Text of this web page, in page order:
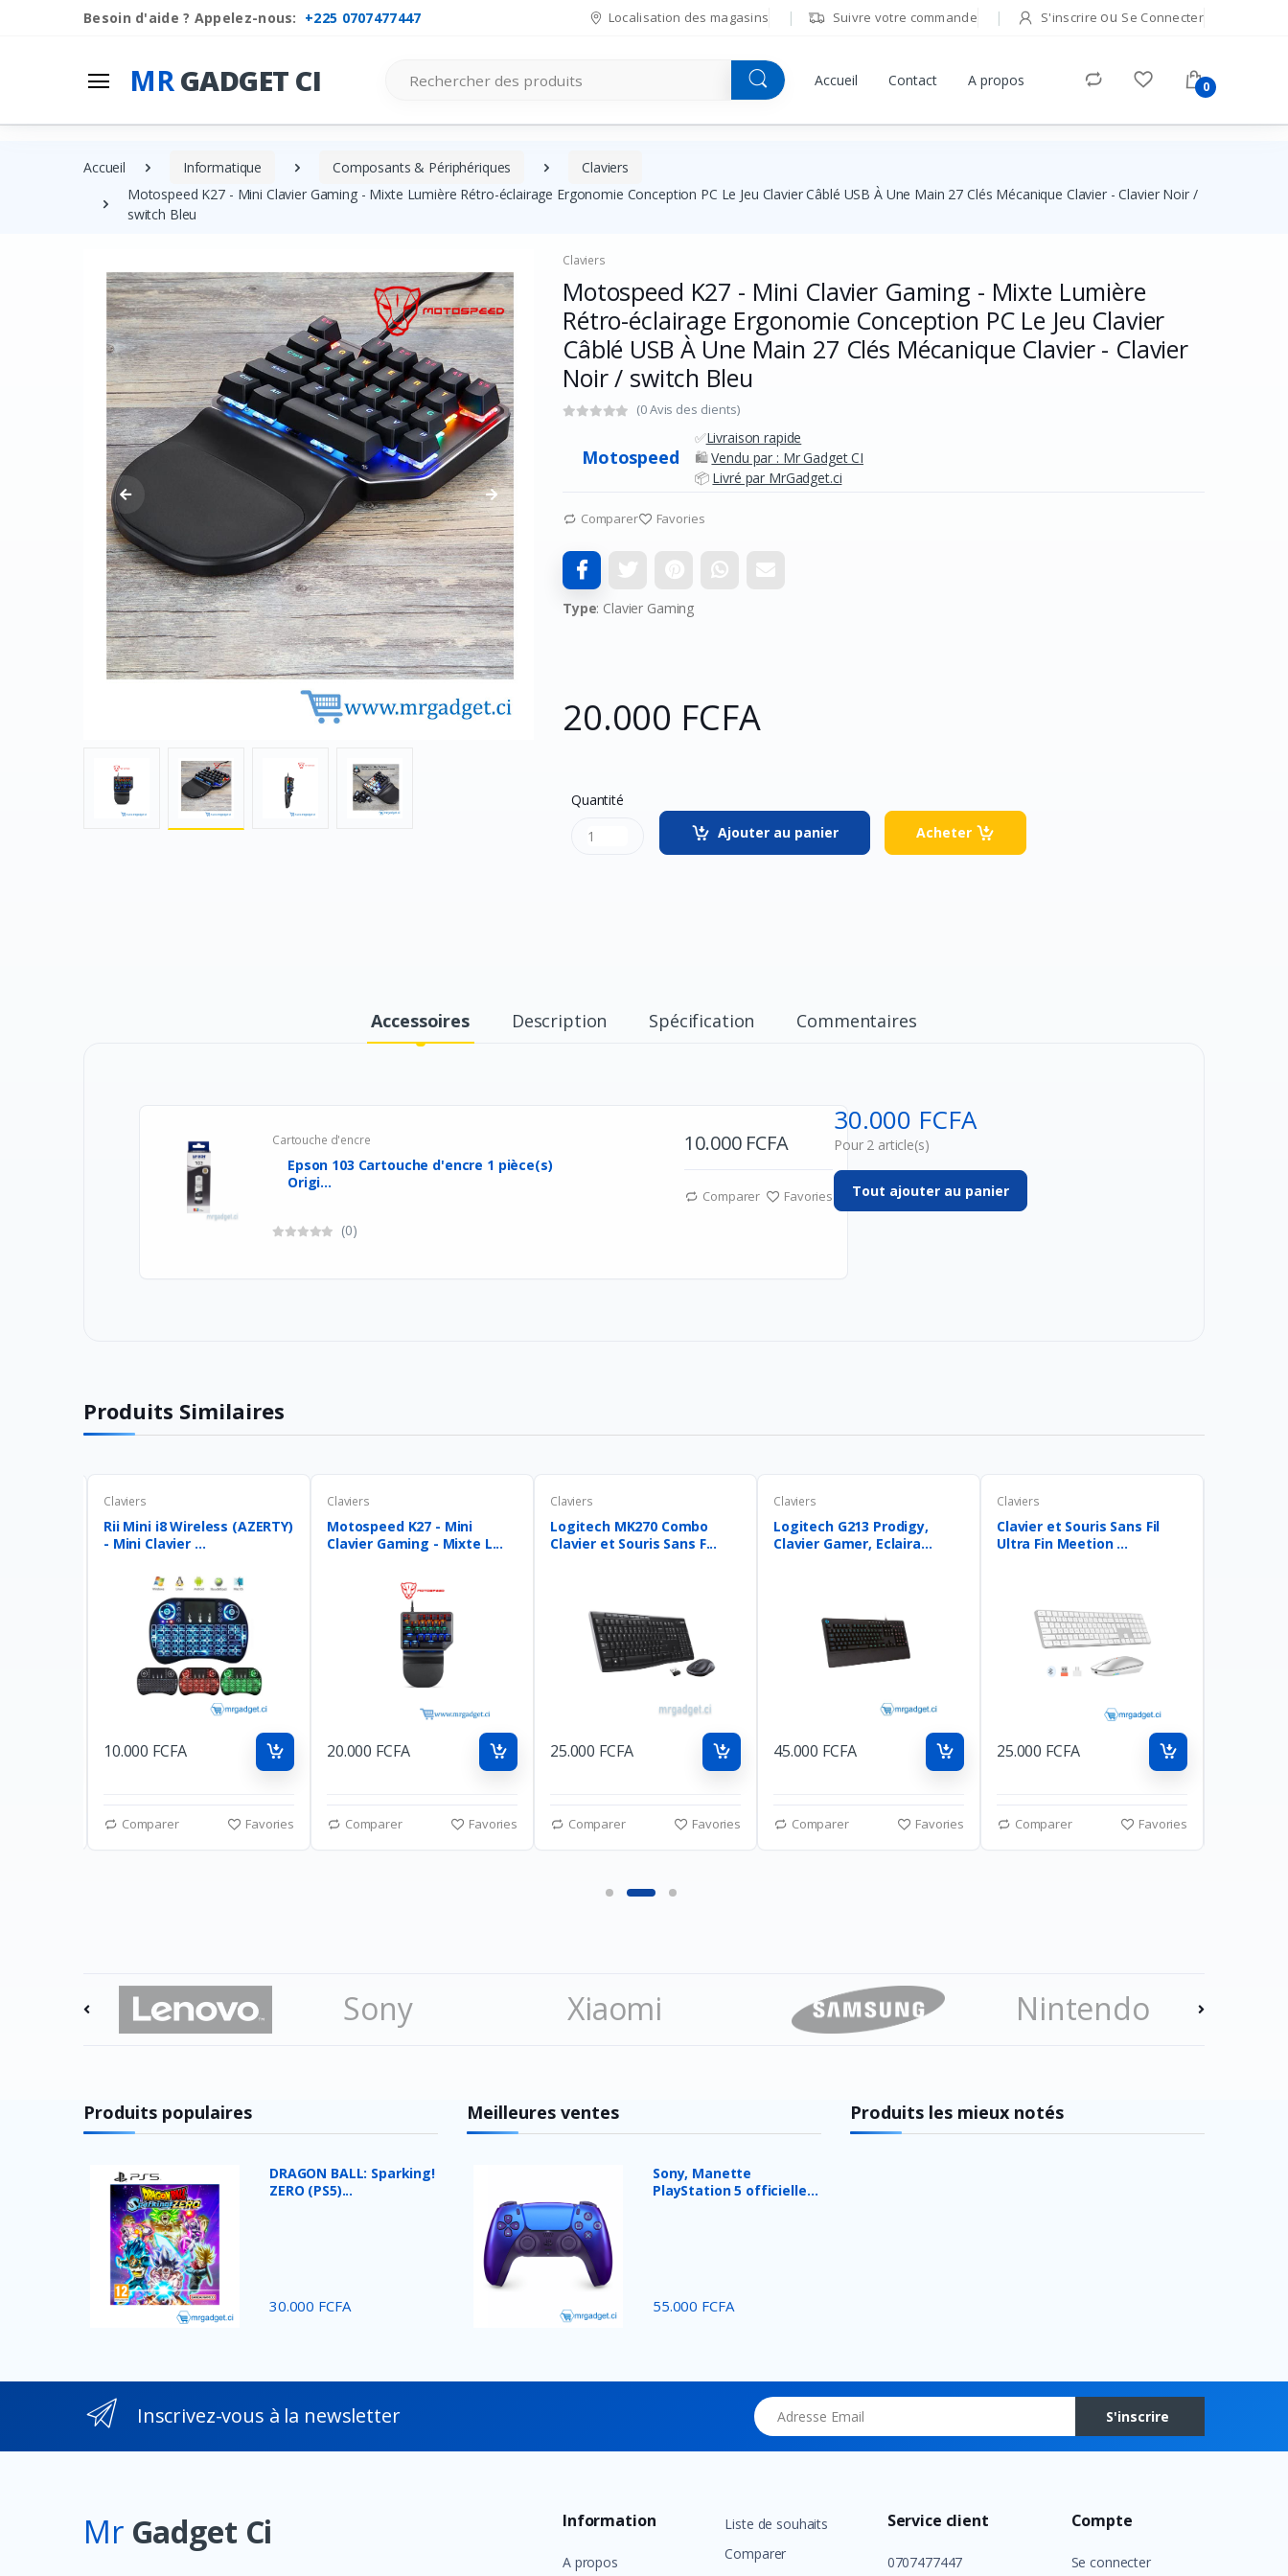
Besoin d'aide ? Appelez-nous: +225 0707477447 Localisation des magasins Suivre votre commande S'inscrire ou Se Connecter
MRGADGET CI Accueil Contact A propos 0
Accueil Informatique Composants & Périphériques
Claviers
Motospeed K27 - Mini Clavier Gaming - Mixte Lumière Rétro-éclairage Ergonomie Conception PC Le Jeu Clavier Câblé USB À Une Main 27 Clés Mécanique Clavier - Clavier Noir /
switch Bleu
Claviers
Motospeed K27 - Mini Clavier Gaming - Mixte Lumière
Rétro-éclairage Ergonomie Conception PC Le Jeu Clavier
Câblé USB À Une Main 27 Clés Mécanique Clavier - Clavier
Noir / switch Bleu
(0 Avis des clients)
Motospeed
✅Livraison rapide
🛍️Vendu par : Mr Gadget CI
📦 Livré par MrGadget.ci
Comparer Favories
Type: Clavier Gaming
20.000 FCFA
Quantité
Ajouter au panier
Acheter
Accessoires Description Spécification Commentaires
Cartouche d'encre
Epson 103 Cartouche d'encre 1 pièce(s)
Origi...
(0)
10.000 FCFA
Comparer Favories
30.000 FCFA
Pour 2 article(s)
Tout ajouter au panier
Produits Similaires
Claviers
Rii Mini i8 Wireless (AZERTY)
- Mini Clavier ...
10.000 FCFA
Comparer Favories
Claviers
Motospeed K27 - Mini
Clavier Gaming - Mixte L...
20.000 FCFA
Comparer Favories
Claviers
Logitech MK270 Combo
Clavier et Souris Sans F...
25.000 FCFA
Comparer Favories
Claviers
Logitech G213 Prodigy,
Clavier Gamer, Eclaira...
45.000 FCFA
Comparer Favories
Claviers
Clavier et Souris Sans Fil
Ultra Fin Meetion ...
25.000 FCFA
Comparer Favories
Sony
Xiaomi Nintendo
Produits populaires
DRAGON BALL: Sparking!
ZERO (PS5)...
30.000 FCFA
Meilleures ventes
Sony, Manette
PlayStation 5 officielle
55.000 FCFA
Produits les mieux notés
Inscrivez-vous à la newsletter Adresse Email
S'inscrire
Mr Gadget Ci Information
A propos
Liste de souhaits
Comparer
Service client
0707477447
Compte
Se connecter